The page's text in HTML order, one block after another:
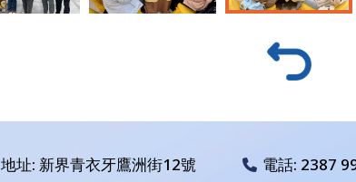
地址: 新界青衣牙鷹洲街12號 電話: 2387